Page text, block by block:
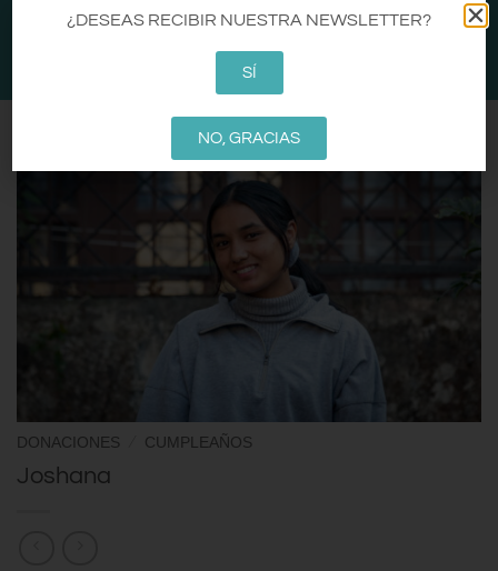
DONACIONES CUMPLEAÑOS
Joshana
¿DESEAS RECIBIR NUESTRA NEWSLETTER?
SÍ
NO, GRACIAS